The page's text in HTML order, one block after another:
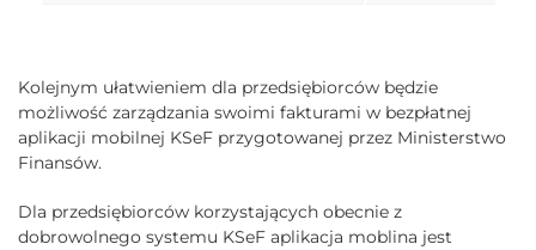
Kolejnym ułatwieniem dla przedsiębiorców będzie
możliwość zarządzania swoimi fakturami w bezpłatnej
aplikacji mobilnej KSeF przygotowanej przez Ministerstwo
Finansów.
Dla przedsiębiorców korzystających obecnie z
dobrowolnego systemu KSeF aplikacja moblina jest